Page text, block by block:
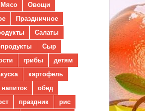
Мясо
Овощи
Праздничное
Салаты
Сыр
грибы
детям
картофель
напиток
обед
праздник
рис